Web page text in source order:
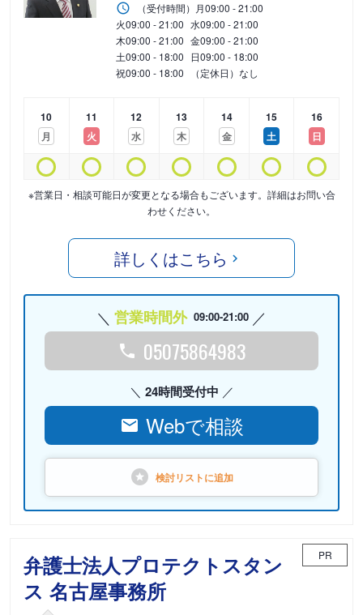
（受付時間） 月09:00 - 21:00
火09:00 - 21:00 水09:00 - 21:00
木09:00 - 21:00 金09:00 - 21:00
土09:00 - 18:00 日09:00 - 18:00
祝09:00 - 18:00 （定休日）なし
10
月
11
火
12
水
13
木
14
金
15
土
16
日
※営業日・相談可能日が変更となる場合もございます。詳細はお問い合
わせください。
詳しくはこちら
営業時間外 09:00-21:00
05075864983
24時間受付中
Webで相談
検討リストに追加
弁護士法人プロテクトスタン
ス 名古屋事務所
PR